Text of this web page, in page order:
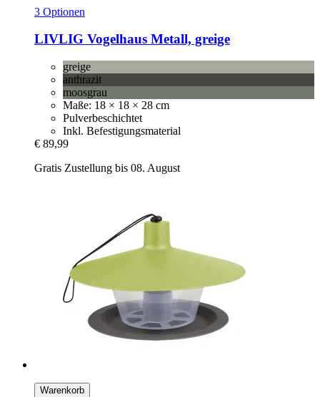
3 Optionen
LIVLIG Vogelhaus Metall, greige
greige
anthrazit
moosgrau
Maße: 18 × 18 × 28 cm
Pulverbeschichtet
Inkl. Befestigungsmaterial
€ 89,99
Gratis Zustellung bis 08. August
Warenkorb